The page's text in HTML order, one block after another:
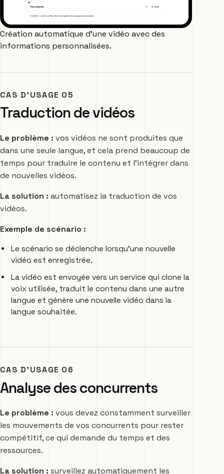
Création automatique d’une vidéo avec des
informations personnalisées.
CAS D’USAGE 05
Traduction de vidéos
Le problème : vos vidéos ne sont produites que
dans une seule langue, et cela prend beaucoup de
temps pour traduire le contenu et l’intégrer dans
de nouvelles vidéos.
La solution : automatisez la traduction de vos
vidéos.
Exemple de scénario :
Le scénario se déclenche lorsqu’une nouvelle
vidéo est enregistrée.
La vidéo est envoyée vers un service qui clone la
voix utilisée, traduit le contenu dans une autre
langue et génère une nouvelle vidéo dans la
langue souhaitée.
CAS D’USAGE 06
Analyse des concurrents
Le problème : vous devez constamment surveiller
les mouvements de vos concurrents pour rester
compétitif, ce qui demande du temps et des
ressources.
La solution : surveillez automatiquement les